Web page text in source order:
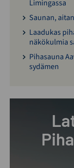
Limingassa
Saunan,
Laadukas
näkökulmia
Pihasauna
sydämen